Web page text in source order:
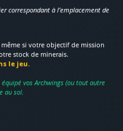
correspondant à l’emplacement de
si votre objectif de mission
stock de minerais.
le jeu.
vos Archwings (ou tout autre
au sol.